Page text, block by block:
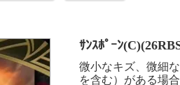
ｻﾝｽﾎﾟｰﾝ
微小なキズ、微細
を含む）がある場